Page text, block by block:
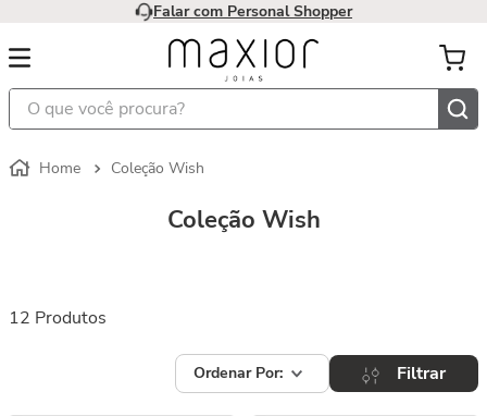
Falar com Personal Shopper
O que você procura?
Coleção Wish
Coleção Wish
12 Produtos
Filtrar